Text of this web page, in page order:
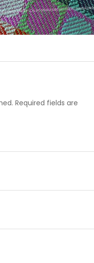
Required fields are